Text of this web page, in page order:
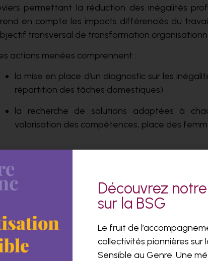
permettant la réduction des inégalités
en compte les impacts différenciés du
transversal de transformation
actions menées comprennent :
la mise en place d’un diagnostic sur les
répartition des tâches domestiques)
la recherche de solutions adaptées à
valorisation des compétences, place des
AUTRES
Découvrez
sur la BSG
Le fruit de
collectivités pionnières sur
Sensible au Genre. Une